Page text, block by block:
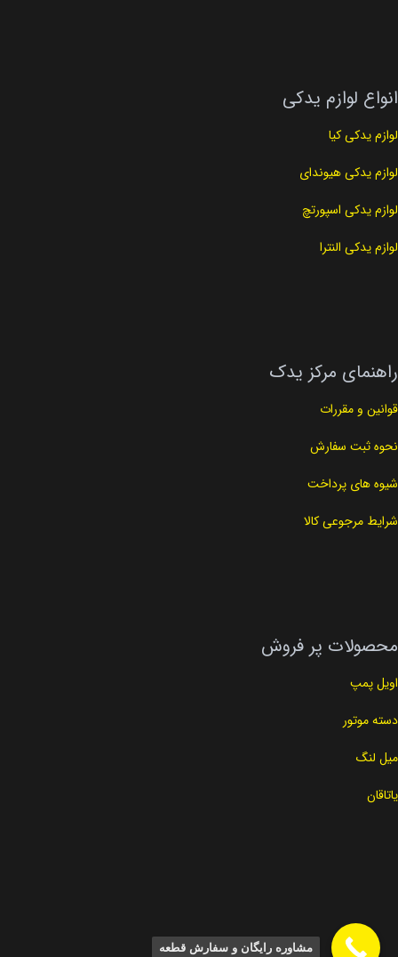
انواع لوازم یدکی
لوازم یدکی کیا
لوازم یدکی هیوندای
لوازم یدکی اسپورتچ
لوازم یدکی النترا
راهنمای مرکز یدک
قوانین و مقررات
نحوه ثبت سفارش
شیوه های پرداخت
شرایط مرجوعی کالا
محصولات پر فروش
اویل پمپ
دسته موتور
میل لنگ
یاتاقان
مشاوره رایگان و سفارش قطعه